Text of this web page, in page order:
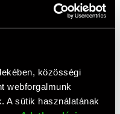
közösségi
webforgalmunk
A sütik használatának